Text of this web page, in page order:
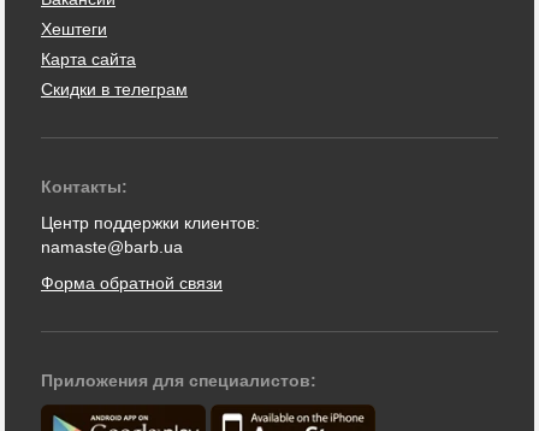
Хештеги
Карта сайта
Скидки в телеграм
Контакты:
Центр поддержки клиентов:
namaste@barb.ua
Форма обратной связи
Приложения для специалистов: